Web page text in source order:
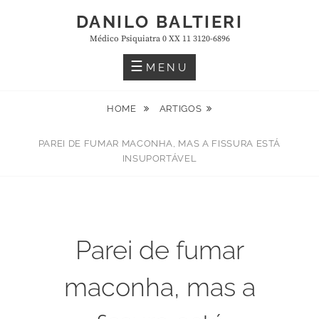
DANILO BALTIERI
Médico Psiquiatra 0 XX 11 3120-6896
MENU
HOME ARTIGOS
PAREI DE FUMAR MACONHA, MAS A FISSURA ESTÁ
INSUPORTÁVEL
Parei de fumar
maconha, mas a